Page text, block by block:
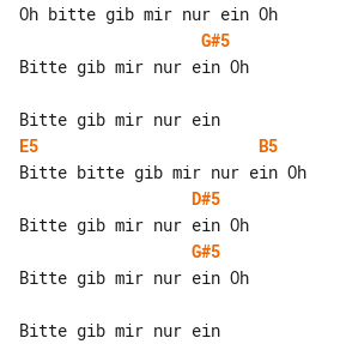
G#5
Bitte gib mir nur ein Oh
E5
B5
D#5
G#5
Bitte gib mir nur ein Oh